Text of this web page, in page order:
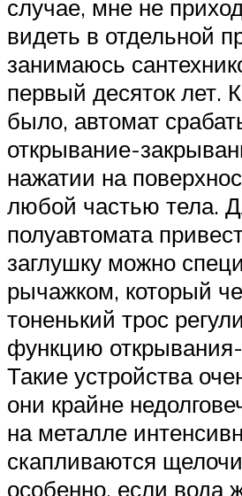
случае, мне не
видеть в отдельной
занимаюсь
первый десяток лет.
было, автомат
открывание-
нажатии на
любой частью тела.
полуавтомата
заглушку можно
рычажком, который
тоненький трос
функцию
Такие устройства
они крайне
на металле
скапливаются
особенно, если вода